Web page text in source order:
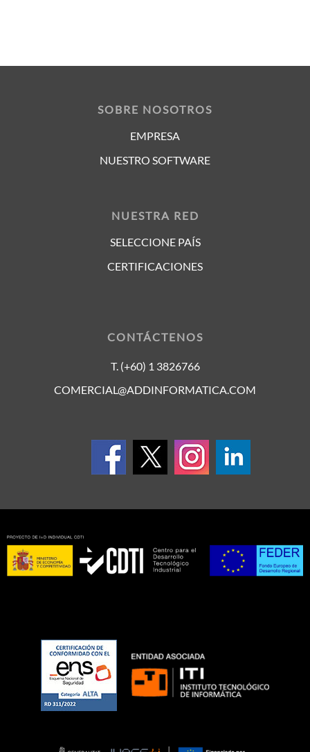
SOBRE NOSOTROS
EMPRESA
NUESTRO SOFTWARE
NUESTRA RED
SELECCIONE PAÍS
CERTIFICACIONES
CONTÁCTENOS
T. (+60) 1 3826766
COMERCIAL@ADDINFORMATICA.COM